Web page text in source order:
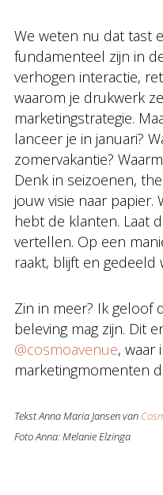
We weten nu dat tast
fundamenteel zijn in
verhogen interactie,
waarom je drukwerk
marketingstrategie.
lanceer je in januari?
zomervakantie?
Denk in seizoenen,
jouw visie naar papier.
hebt de klanten. Laat
vertellen. Op een
raakt, blijft en gedeeld
Zin in meer? Ik geloof
beleving mag zijn. Dit
@cosmoavenue, waar
marketingmomenten
Tekst Anna Maria Jansen van
Foto Anna: Melanie Elzinga